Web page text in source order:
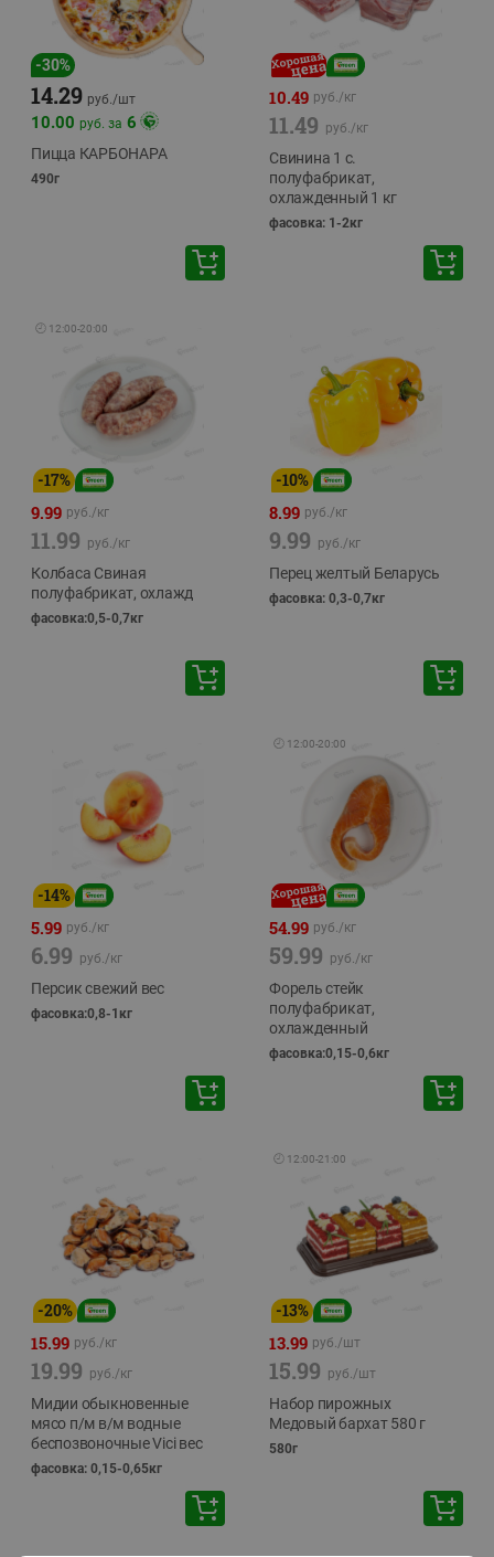
-30%
14.29 руб./шт
10.00 руб. за 6
Пицца КАРБОНАРА
490г
10.49 руб./кг
11.49 руб./кг
Свинина 1 с.
полуфабрикат,
охлажденный 1 кг
фасовка: 1-2кг
🕘 12:00-20:00
-17%
9.99 руб./кг
11.99 руб./кг
Колбаса Свиная
полуфабрикат, охлажд
фасовка:0,5-0,7кг
-10%
8.99 руб./кг
9.99 руб./кг
Перец желтый Беларусь
фасовка: 0,3-0,7кг
-14%
5.99 руб./кг
6.99 руб./кг
Персик свежий вес
фасовка:0,8-1кг
🕘 12:00-20:00
54.99 руб./кг
59.99 руб./кг
Форель стейк
полуфабрикат,
охлажденный
фасовка:0,15-0,6кг
-20%
15.99 руб./кг
19.99 руб./кг
Мидии обыкновенные
мясо п/м в/м водные
беспозвоночные Vici вес
фасовка: 0,15-0,65кг
🕘 12:00-21:00
-13%
13.99 руб./шт
15.99 руб./шт
Набор пирожных
Медовый бархат 580 г
580г